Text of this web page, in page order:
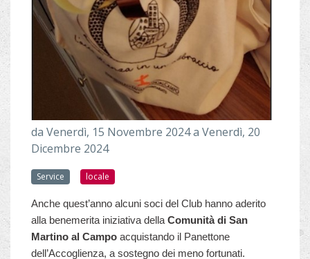
da Venerdì, 15 Novembre 2024a Venerdì, 20
Dicembre 2024
Service locale
Anche quest’anno alcuni soci del Club hanno aderito
alla benemerita iniziativa della Comunità di San
Martino al Campo acquistando il Panettone
dell’Accoglienza, a sostegno dei meno fortunati.